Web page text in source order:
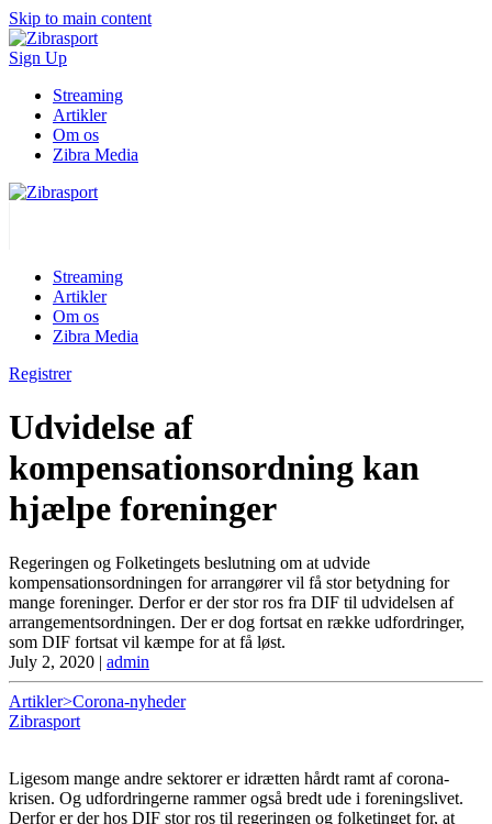
Skip to main content
Sign Up
Streaming
Artikler
Om os
Zibra Media
Streaming
Artikler
Om os
Zibra Media
Registrer
Udvidelse af
kompensationsordning kan
hjælpe foreninger
Regeringen og Folketingets beslutning om at udvide
kompensationsordningen for arrangører vil få stor betydning for
mange foreninger. Derfor er der stor ros fra DIF til udvidelsen af
arrangementsordningen. Der er dog fortsat en række udfordringer,
som DIF fortsat vil kæmpe for at få løst.
July 2, 2020 | admin
Artikler>Corona-nyheder
Zibrasport
Ligesom mange andre sektorer er idrætten hårdt ramt af corona-
krisen. Og udfordringerne rammer også bredt ude i foreningslivet.
Derfor er der hos DIF stor ros til regeringen og folketinget for, at